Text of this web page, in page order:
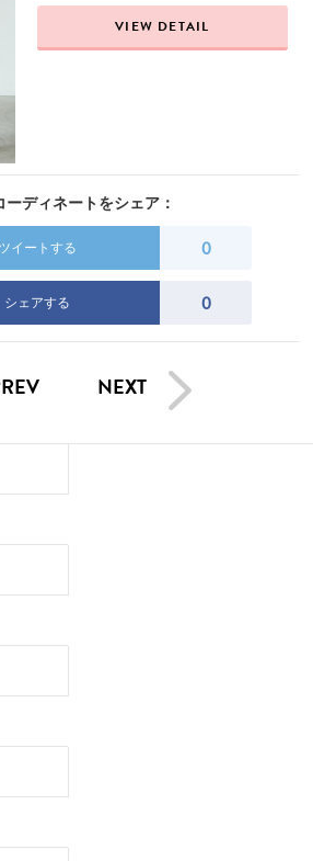
VIEW DETAIL
ーディネートをシェア：
ツイートする 0
シェアする 0
NEXT